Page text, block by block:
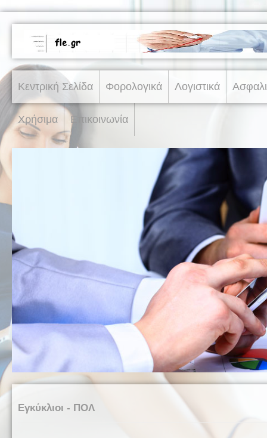
Κεντρική Σελίδα Φορολογικά Λογιστικά
Χρήσιμα Επικοινωνία
Εγκύκλιοι - ΠΟΛ